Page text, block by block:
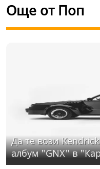
Още от Поп
Да те вози
албум "GNX" в